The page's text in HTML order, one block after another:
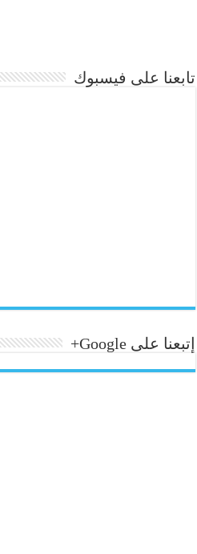
تابعنا على فيسبوك
إتبعنا على Google+